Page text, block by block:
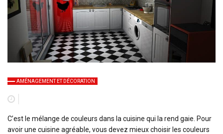
AMÉNAGEMENT ET DÉCORATION
C’est le mélange de couleurs dans la cuisine qui la rend gaie. Pour
avoir une cuisine agréable, vous devez mieux choisir les couleurs